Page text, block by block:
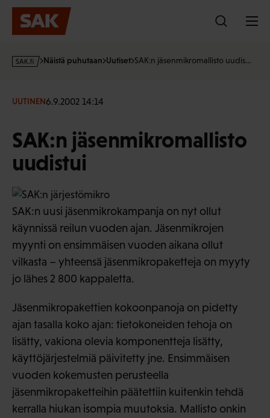
Hyppää
sisältöön
s
·
Näistä puhutaan Uutiset SAK:n jäsenmikromallisto uudis…
UUTINEN6.9.2002 14:14
SAK:n jäsenmikromallisto
uudistui
SAK:n uusi jäsenmikrokampanja on nyt ollut
käynnissä reilun vuoden ajan. Jäsenmikrojen
myynti on ensimmäisen vuoden aikana ollut
vilkasta – yhteensä jäsenmikropaketteja on myyty
jo lähes 2 800 kappaletta.
Jäsenmikropakettien kokoonpanoja on pidetty
ajan tasalla koko ajan: tietokoneiden tehoja on
lisätty, vakiona olevia komponentteja lisätty,
käyttöjärjestelmiä päivitetty jne. Ensimmäisen
vuoden kokemusten perusteella
jäsenmikropaketteihin päätettiin kuitenkin tehdä
kerralla hiukan isompia muutoksia. Mallisto onkin